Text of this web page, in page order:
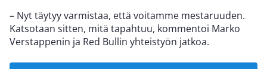
– Nyt täytyy varmistaa, että voitamme mestaruuden.
Katsotaan sitten, mitä tapahtuu, kommentoi Marko
Verstappenin ja Red Bullin yhteistyön jatkoa.